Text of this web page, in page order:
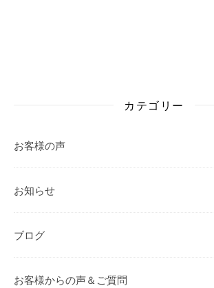
カテゴリー
お客様の声
お知らせ
ブログ
お客様からの声＆ご質問